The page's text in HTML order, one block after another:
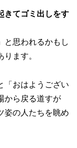
きてゴミ出しをす
と思われるかもし
ます。
「おはようござい
から戻る道すが
姿の人たちを眺め